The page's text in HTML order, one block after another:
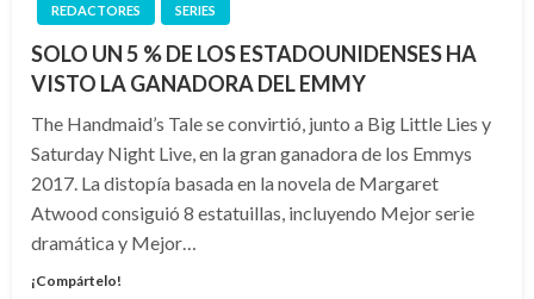
REDACTORES SERIES
SOLO UN 5 % DE LOS ESTADOUNIDENSES HA
VISTO LA GANADORA DEL EMMY
The Handmaid’s Tale se convirtió, junto a Big Little Lies y
Saturday Night Live, en la gran ganadora de los Emmys
2017. La distopía basada en la novela de Margaret
Atwood consiguió 8 estatuillas, incluyendo Mejor serie
dramática y Mejor…
¡Compártelo!